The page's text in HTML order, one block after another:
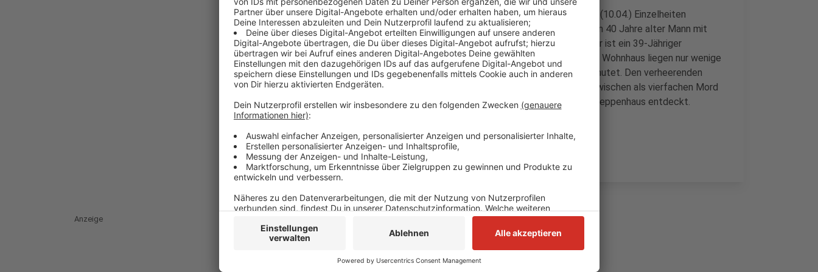
Dazu wollen Polizei und Staatsanwaltschaft am Mittwochmittag (10.04.) Einzelheiten
bekanntgeben. Am vergangenen Montag (08.04.) ist in Solingen ein 40 Jahre alter Mann mit
einer Machete lebensgefährlich verletzt worden. Als Verdächtiger ist ein 39-Jähriger
festgenommen worden. Der Tatort und das abgebrannte Solinger Wohnhaus liegen nur wenige
hundert Meter auseinander. Deshalb wird ein Zusammenhang vermutet. Den verheerenden
Brand mit vier Toten und neun Verletzten stufen die Ermittler inzwischen als vierfachen Mord
ein. Sachverständige hatten Spuren von Brandbeschleuniger im Treppenhaus entdeckt.
Anzeige